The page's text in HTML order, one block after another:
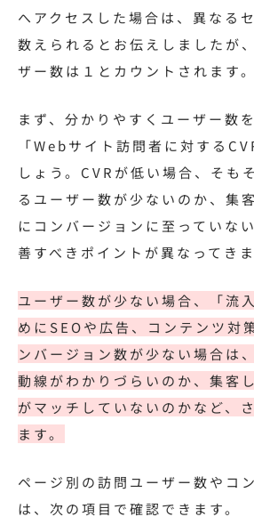
へアクセスした場合は、異なる
数えられるとお伝えしましたが
ザー数は１とカウントされます。
まず、分かりやすくユーザー数
「Webサイト訪問者に対する
しょう。CVRが低い場合、そも
るユーザー数が少ないのか、集
にコンバージョンに至っていな
善すべきポイントが異なってきま
ユーザー数が少ない場合、「流
めにSEOや広告、コンテンツ対
ンバージョン数が少ない場合は
動線がわかりづらいのか、集客
がマッチしていないのかなど、
ます。
ページ別の訪問ユーザー数やコ
は、次の項目で確認できます。